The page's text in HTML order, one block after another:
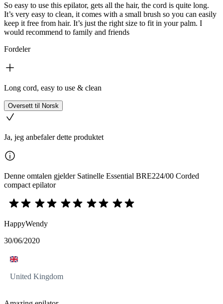
So easy to use this epilator, gets all the hair, the cord is quite long.
It’s very easy to clean, it comes with a small brush so you can easily
keep it free from hair. It’s just the right size to fit in your palm. I
would recommend to family and friends
Fordeler
Long cord, easy to use & clean
Oversett til Norsk
Ja, jeg anbefaler dette produktet
Denne omtalen gjelder Satinelle Essential BRE224/00 Corded
compact epilator
HappyWendy
30/06/2020
United Kingdom